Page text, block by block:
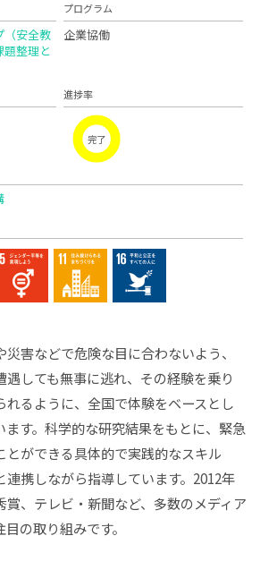
（安全教
題整理と
プログラム
企業協働
進捗率
完了
害などで危険な目に合わないよう、
遇しても無事に逃れ、その経験を乗り
れるように、全国で体験をベースとし
ます。科学的な研究結果をもとに、緊急
とができる具体的で実践的なスキル
連携しながら指導しています。2012年
賞、テレビ・新聞など、多数のメディア
の取り組みです。